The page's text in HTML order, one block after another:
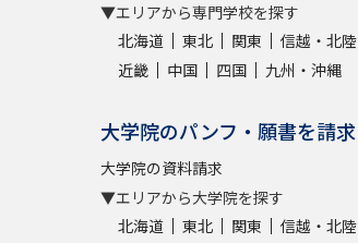
▼エリアから専門学校を探す
北海道
東北 関東 信越・北陸
近畿
中国 四国 九州・沖縄
大学院のパンフ・願書を請求
大学院の資料請求
▼エリアから大学院を探す
北海道
東北 関東 信越・北陸